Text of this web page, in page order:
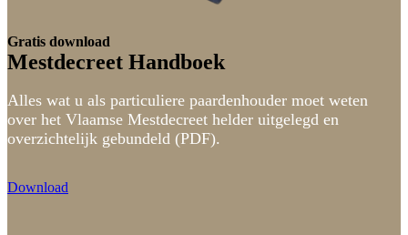
Gratis download
Mestdecreet Handboek
Alles wat u als particuliere paardenhouder moet weten
over het Vlaamse Mestdecreet helder uitgelegd en
overzichtelijk gebundeld (PDF).
Download